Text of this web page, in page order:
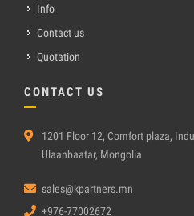
Info
Contact us
Quotation
CONTACT US
1201 Floor 12, Comfort plaza,
Ulaanbaatar, Mongolia
sales@kpartners.mn
+976-77002672